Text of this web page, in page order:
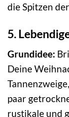
die Spitzen
5.
Grundidee:
Deine
paar
rustikale und